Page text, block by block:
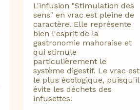
L'infusion "Stimulation des
sens" en vrac est pleine de
caractère. Elle représente
bien l'esprit de la
gastronomie mahoraise et
qui stimule
particulièrement le
système digestif. Le vrac est
le plus écologique, puisqu'il
évite les déchets des
infusettes.